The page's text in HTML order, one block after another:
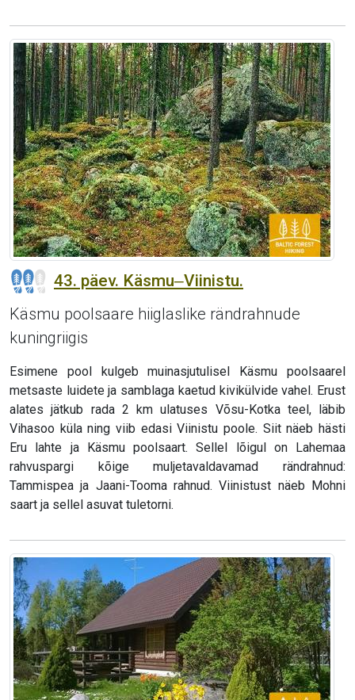
43. päev. Käsmu‒Viinistu.
Käsmu poolsaare hiiglaslike rändrahnude
kuningriigis
Esimene pool kulgeb muinasjutulisel Käsmu poolsaarel
metsaste luidete ja samblaga kaetud kivikülvide vahel. Erust
alates jätkub rada 2 km ulatuses Võsu-Kotka teel, läbib
Vihasoo küla ning viib edasi Viinistu poole. Siit näeb hästi
Eru lahte ja Käsmu poolsaart. Sellel lõigul on Lahemaa
rahvuspargi kõige muljetavaldavamad rändrahnud:
Tammispea ja Jaani-Tooma rahnud. Viinistust näeb Mohni
saart ja sellel asuvat tuletorni.